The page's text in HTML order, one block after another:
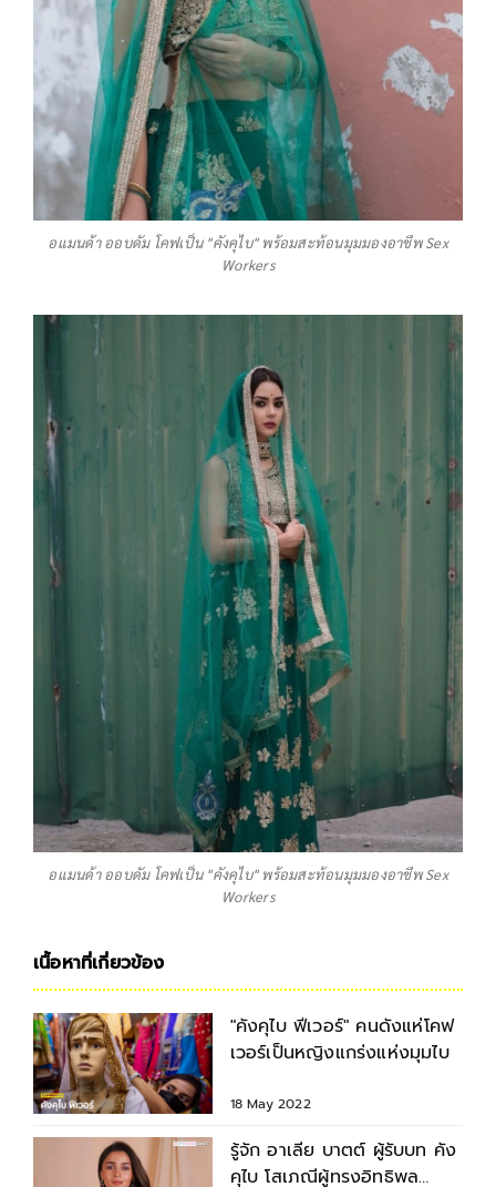
อแมนด้า ออบดัม โคฟเป็น "คังคุไบ" พร้อมสะท้อนมุมมองอาชีพ Sex
Workers
อแมนด้า ออบดัม โคฟเป็น "คังคุไบ" พร้อมสะท้อนมุมมองอาชีพ Sex
Workers
เนื้อหาที่เกี่ยวข้อง
"คังคุไบ ฟีเวอร์" คนดังแห่โคฟ
เวอร์เป็นหญิงแกร่งแห่งมุมไบ
18 May 2022
รู้จัก อาเลีย บาตต์ ผู้รับบท คัง
คุไบ โสเภณีผู้ทรงอิทธิพล